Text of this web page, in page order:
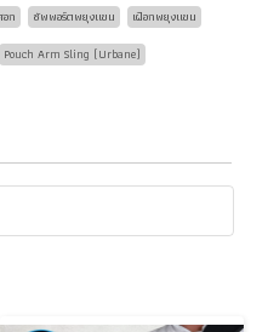
อก ซัพพอร์ตพยุงแขน
เฝือกพยุงแขน
Pouch Arm Sling (Urbane)